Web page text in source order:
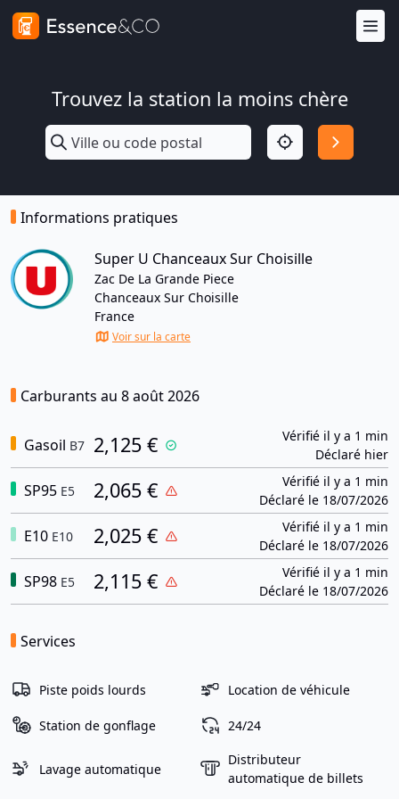
Trouvez la station la moins chère
Informations pratiques
Super U Chanceaux Sur Choisille
Zac De La Grande Piece
Chanceaux Sur Choisille
France
Voir sur la carte
Carburants au 8 août 2026
Gasoil B7 2,125 €
Vérifié il y a 1 min
Déclaré hier
SP95 E5 2,065 €
Vérifié il y a 1 min
Déclaré le 18/07/2026
E10 E10 2,025 €
Vérifié il y a 1 min
Déclaré le 18/07/2026
SP98 E5 2,115 €
Vérifié il y a 1 min
Déclaré le 18/07/2026
Services
Piste poids lourds Location de véhicule
Station de gonflage 24/24
Lavage automatique
Distributeur
automatique de billets